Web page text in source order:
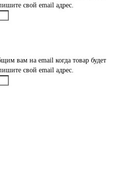
свой email адрес.
вам на email когда товар будет
свой email адрес.